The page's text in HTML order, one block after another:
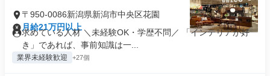
〒950-0086新潟県新潟市中央区花園
月給21万円以上
求めている人材 ＼未経験OK・学歴不問／ 「インテリアが好
き」であれば、事前知識は一...
業界未経験歓迎 +27個